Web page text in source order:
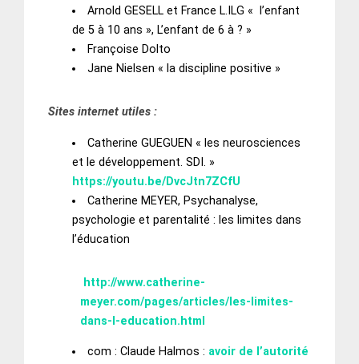
Arnold GESELL et France L.ILG « l’enfant
de 5 à 10 ans », L’enfant de 6 à ? »
Françoise Dolto
Jane Nielsen « la discipline positive »
Sites internet utiles :
Catherine GUEGUEN « les neurosciences
et le développement. SDI. »
https://youtu.be/DvcJtn7ZCfU
Catherine MEYER, Psychanalyse,
psychologie et parentalité : les limites dans
l’éducation
http://www.catherine-
meyer.com/pages/articles/les-limites-
dans-l-education.html
com : Claude Halmos : avoir de l’autorité